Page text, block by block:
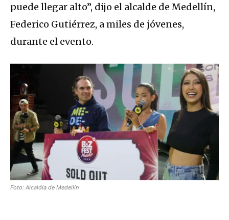
puede llegar alto”, dijo el alcalde de Medellín,
Federico Gutiérrez, a miles de jóvenes,
durante el evento.
Foto: Alcaldía de Medellín